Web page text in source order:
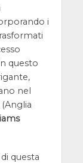
i
questo
nel
questa